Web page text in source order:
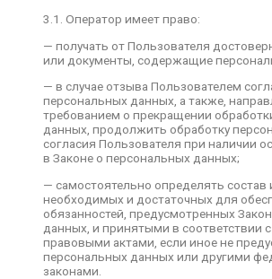
3.1. Оператор имеет право:
— получать от Пользователя
или документы, содержащие
— в случае отзыва Пользователем
персональных данных, а также,
требованием о прекращении
данных, продолжить обработку
согласия Пользователя при наличии
в Законе о персональных данных;
— самостоятельно определять состав
необходимых и достаточных для
обязанностей, предусмотренных
данных, и принятыми в соответствии
правовыми актами, если иное не
персональных данных или другими
законами.
3.1. Оператор имеет право:
— получать от Пользователя
информацию и/или документы,
персональные данные;
— в случае отзыва Пользователем
обработку персональных данных, а
направления обращения с
прекращении обработки
продолжить обработку персональных
без согласия Пользователя при наличии
оснований, указанных в Законе о
данных;
— самостоятельно определять состав и
перечень мер, необходимых и
обеспечения выполнения
предусмотренных Законом о